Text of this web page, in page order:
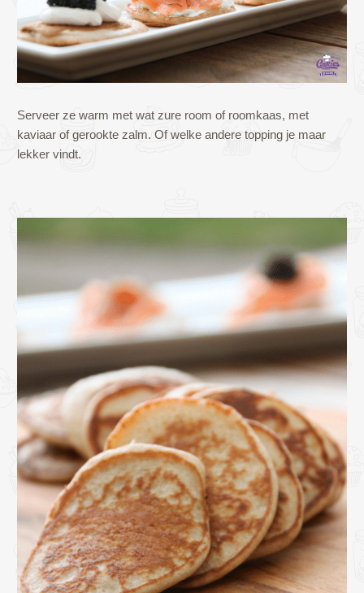
Serveer ze warm met wat zure room of roomkaas, met
kaviaar of gerookte zalm. Of welke andere topping je maar
lekker vindt.